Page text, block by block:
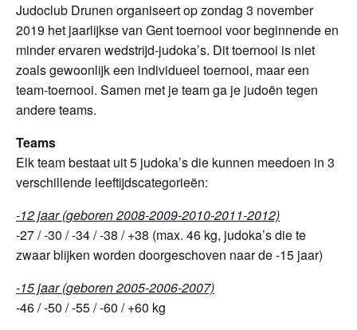
Judoclub Drunen organiseert op zondag 3 november
2019 het jaarlijkse van Gent toernooi voor beginnende en
minder ervaren wedstrijd-judoka’s. Dit toernooi is niet
zoals gewoonlijk een individueel toernooi, maar een
team-toernooi. Samen met je team ga je judoën tegen
andere teams.
Teams
Elk team bestaat uit 5 judoka’s die kunnen meedoen in 3
verschillende leeftijdscategorieën:
-12 jaar (geboren 2008-2009-2010-2011-2012)
-27 / -30 / -34 / -38 / +38 (max. 46 kg, judoka’s die te
zwaar blijken worden doorgeschoven naar de -15 jaar)
-15 jaar (geboren 2005-2006-2007)
-46 / -50 / -55 / -60 / +60 kg